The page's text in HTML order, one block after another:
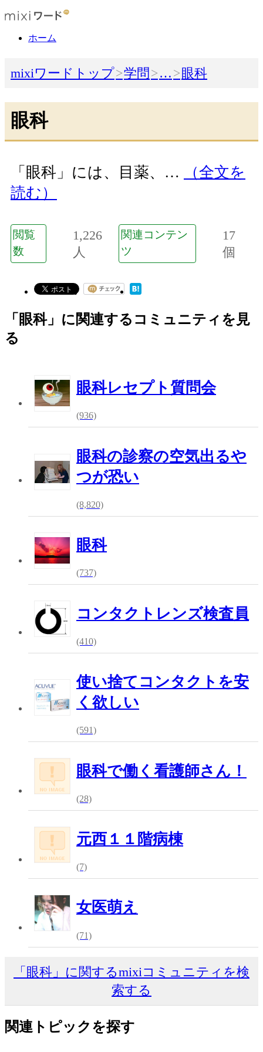
ホーム
mixiワードトップ 学問 … 眼科
眼科
「眼科」には、目薬、…
（全文を
読む）
閲覧
数
1,226
人
関連コンテン
ツ
17
個
「眼科」に関連するコミュニティを見
る
眼科レセプト質問会
(936)
眼科の診察の空気出るや
つが恐い
(8,820)
眼科
(737)
コンタクトレンズ検査員
(410)
使い捨てコンタクトを安
く欲しい
(591)
眼科で働く看護師さん！
(28)
元西１１階病棟
(7)
女医萌え
(71)
「眼科」に関するmixiコミュニティを検
索する
関連トピックを探す